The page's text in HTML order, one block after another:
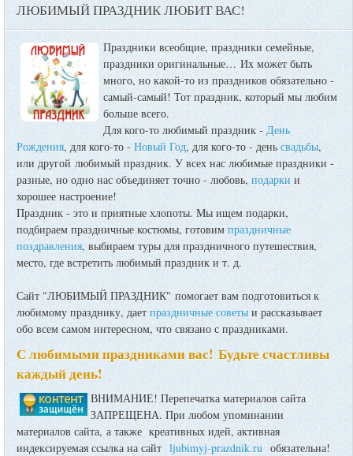
ЛЮБИМЫЙ ПРАЗДНИК ЛЮБИТ ВАС!
Праздники всеобщие, праздники семейные,
праздники оригинальные… Их может быть
много, но какой-то из праздников обязательно -
самый-самый! Тот праздник, который мы любим
больше всего.
Для кого-то любимый праздник - День
Рождения, для кого-то -Новый Год, для кого-то - деньсвадьбы,
или другой любимый праздник. У всех нас любимые праздники -
разные, но одно нас объединяет точно - любовь,подаркии
хорошее настроение!
Праздник - это и приятные хлопоты. Мы ищем подарки,
подбираем праздничные костюмы, готовимпраздничные
поздравления, выбираем туры для праздничного путешествия,
место, где встретить любимый праздник и т. д.
Сайт "ЛЮБИМЫЙ ПРАЗДНИК" помогает вам подготовиться к
любимому празднику, даетпраздничные советы и рассказывает
обо всем самом интересном, что связано с праздниками.
С любимыми праздниками вас! Будьте счастливы
каждый день!
ВНИМАНИЕ! Перепечатка материалов сайта
ЗАПРЕЩЕНА. При любом упоминании
материалов сайта, а также креативных идей, активная
индексируемая ссылка на сайт ljubimyj-prazdnik.ruобязательна!